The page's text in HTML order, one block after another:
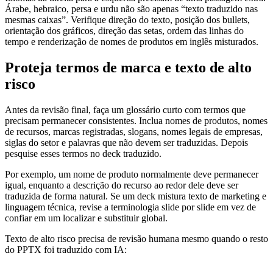
Árabe, hebraico, persa e urdu não são apenas “texto traduzido nas
mesmas caixas”. Verifique direção do texto, posição dos bullets,
orientação dos gráficos, direção das setas, ordem das linhas do
tempo e renderização de nomes de produtos em inglês misturados.
Proteja termos de marca e texto de alto
risco
Antes da revisão final, faça um glossário curto com termos que
precisam permanecer consistentes. Inclua nomes de produtos, nomes
de recursos, marcas registradas, slogans, nomes legais de empresas,
siglas do setor e palavras que não devem ser traduzidas. Depois
pesquise esses termos no deck traduzido.
Por exemplo, um nome de produto normalmente deve permanecer
igual, enquanto a descrição do recurso ao redor dele deve ser
traduzida de forma natural. Se um deck mistura texto de marketing e
linguagem técnica, revise a terminologia slide por slide em vez de
confiar em um localizar e substituir global.
Texto de alto risco precisa de revisão humana mesmo quando o resto
do PPTX foi traduzido com IA: